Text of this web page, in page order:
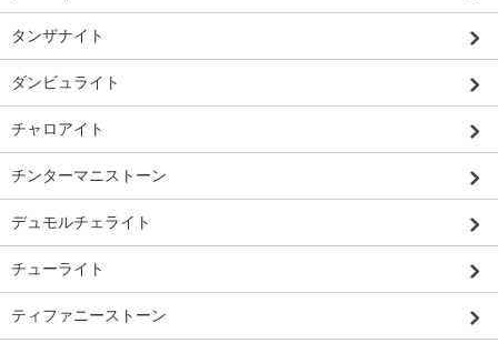
タンザナイト
ダンビュライト
チャロアイト
チンターマニストーン
デュモルチェライト
チューライト
ティファニーストーン